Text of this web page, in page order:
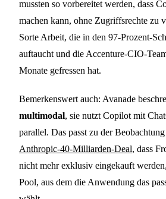
mussten so vorbereitet werden, dass
machen kann, ohne Zugriffsrechte zu
Sorte Arbeit, die in den 97-Prozent-
auftaucht und die Accenture-CIO-
Monate gefressen hat.
Bemerkenswert auch: Avanade
multimodal, sie nutzt Copilot mit
parallel. Das passt zu der
Anthropic-40-Milliarden-Deal, dass
nicht mehr exklusiv eingekauft
Pool, aus dem die Anwendung das